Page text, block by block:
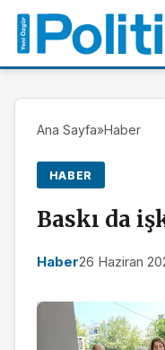
Ana Sayfa»Haber
HABER
Baskı da
Haber26 Haziran